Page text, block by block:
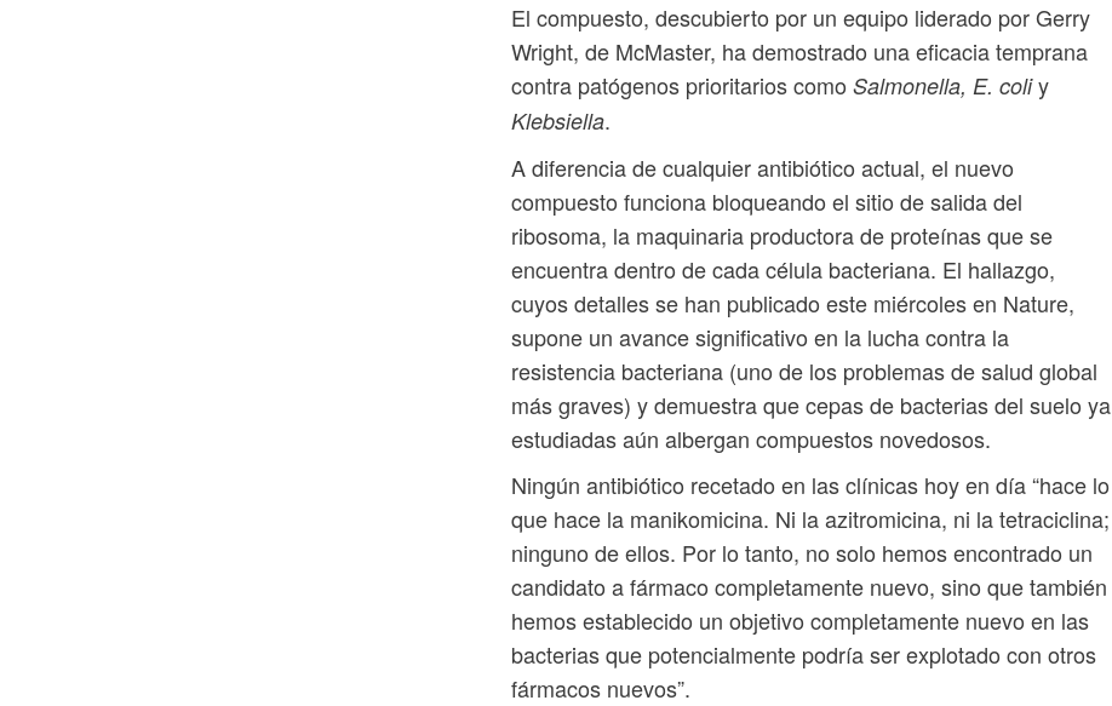
El compuesto, descubierto por un equipo liderado por Gerry
Wright, de McMaster, ha demostrado una eficacia temprana
contra patógenos prioritarios como Salmonella, E. coliy
Klebsiella.
A diferencia de cualquier antibiótico actual, el nuevo
compuesto funciona bloqueando el sitio de salida del
ribosoma, la maquinaria productora de proteínas que se
encuentra dentro de cada célula bacteriana. El hallazgo,
cuyos detalles se han publicado este miércoles en Nature,
supone un avance significativo en la lucha contra la
resistencia bacteriana (uno de los problemas de salud global
más graves) y demuestra que cepas de bacterias del suelo ya
estudiadas aún albergan compuestos novedosos.
Ningún antibiótico recetado en las clínicas hoy en día “hace lo
que hace la manikomicina. Ni la azitromicina, ni la tetraciclina;
ninguno de ellos. Por lo tanto, no solo hemos encontrado un
candidato a fármaco completamente nuevo, sino que también
hemos establecido un objetivo completamente nuevo en las
bacterias que potencialmente podría ser explotado con otros
fármacos nuevos”.